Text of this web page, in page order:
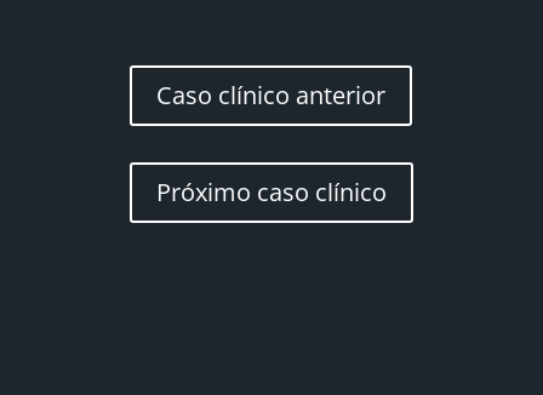
Caso clínico anterior
Próximo caso clínico